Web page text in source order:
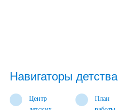
Навигаторы детства
Центр
План